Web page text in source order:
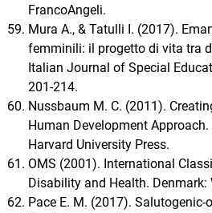
FrancoAngeli.
Mura A., & Tatulli I. (2017).
femminili: il progetto di vita tra
Italian Journal of Special
201-214.
Nussbaum M. C. (2011).
Human Development Approach.
Harvard University Press.
OMS (2001). International
Disability and Health. Denmark:
Pace E. M. (2017).